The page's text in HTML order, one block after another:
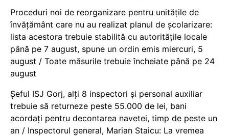
Proceduri noi de reorganizare pentru unitățile de
învățământ care nu au realizat planul de școlarizare:
lista acestora trebuie stabilită cu autoritățile locale
până pe 7 august, spune un ordin emis miercuri, 5
august / Toate măsurile trebuie încheiate până pe 24
august
Șeful ISJ Gorj, alți 8 inspectori și personal auxiliar
trebuie să returneze peste 55.000 de lei, bani
acordați pentru decontarea navetei, timp de peste un
an / Inspectorul general, Marian Staicu: La vremea